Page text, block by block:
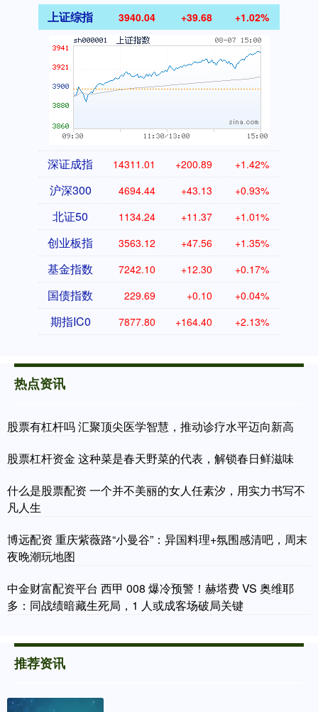
上证综指 3940.04 +39.68 +1.02%
深证成指 14311.01 +200.89 +1.42%
沪深300 4694.44 +43.13 +0.93%
北证50 1134.24 +11.37 +1.01%
创业板指 3563.12 +47.56 +1.35%
基金指数 7242.10 +12.30 +0.17%
国债指数 229.69 +0.10 +0.04%
期指IC0 7877.80 +164.40 +2.13%
热点资讯
股票有杠杆吗 汇聚顶尖医学智慧，推动诊疗水平迈向新高
股票杠杆资金 这种菜是春天野菜的代表，解锁春日鲜滋味
什么是股票配资 一个并不美丽的女人任素汐，用实力书写不
凡人生
博远配资 重庆紫薇路“小曼谷”：异国料理+氛围感清吧，周末
夜晚潮玩地图
中金财富配资平台 西甲 008 爆冷预警！赫塔费 VS 奥维耶
多：同战绩暗藏生死局，1 人或成客场破局关键
推荐资讯